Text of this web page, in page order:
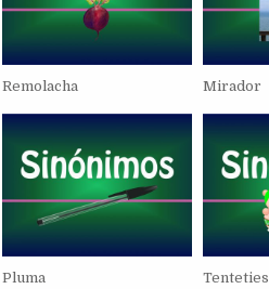
Remolacha Mirador
Pluma